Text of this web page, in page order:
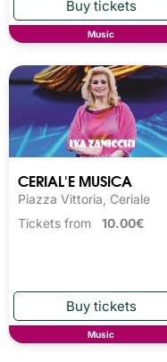
Music
CERIAL'E MUSICA
Piazza Vittoria, Ceriale
Tickets from 10.00€
Music